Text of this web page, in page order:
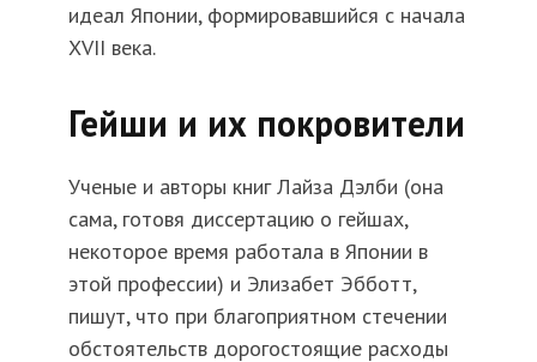
идеал Японии, формировавшийся с начала
XVII века.
Гейши и их покровители
Ученые и авторы книг Лайза Дэлби (она
сама, готовя диссертацию о гейшах,
некоторое время работала в Японии в
этой профессии) и Элизабет Эбботт,
пишут, что при благоприятном стечении
обстоятельств дорогостоящие расходы